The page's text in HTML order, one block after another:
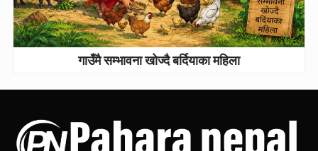
गाउँमै सम्भावना खोज्दै बर्दियाका महिला